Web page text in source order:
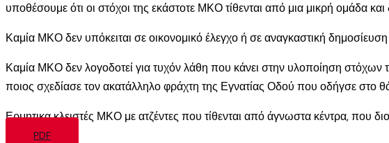
υποθέσουμε ότι οι στόχοι της εκάστοτε ΜΚΟ τίθενται από μια μικρή ομάδα
Καμία ΜΚΟ δεν υπόκειται σε οικονομικό έλεγχο ή σε αναγκαστική
Καμία ΜΚΟ δεν λογοδοτεί για τυχόν λάθη που κάνει στην υλοποίηση
ποιος σχεδίασε τον ακατάλληλο φράχτη της Εγνατίας Οδού που οδήγσε στο
Ερμητικα κλειστές ΜΚΟ με ατζέντες που τίθενται από άγνωστα κέντρα, που
PDF